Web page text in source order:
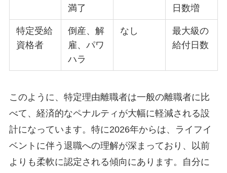
満了
日数増
特定受給
資格者
倒産、解
雇、パワ
ハラ
なし
最大級の
給付日数
このように、特定理由離職者は一般の離職者に比
べて、経済的なペナルティが大幅に軽減される設
計になっています。特に2026年からは、ライフイ
ベントに伴う退職への理解が深まっており、以前
よりも柔軟に認定される傾向にあります。自分に